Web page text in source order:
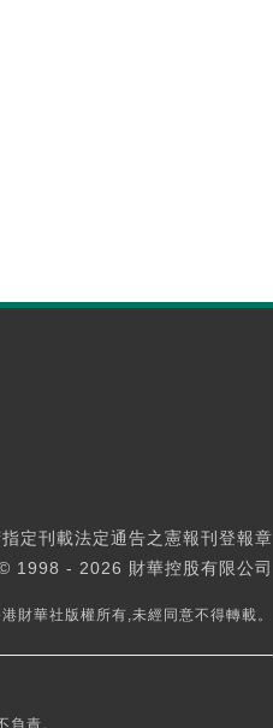
定刊載法定通告之憲報刊登報章
1998 - 2026 財華控股有限公司
財華社版權所有,未經同意不得轉載。